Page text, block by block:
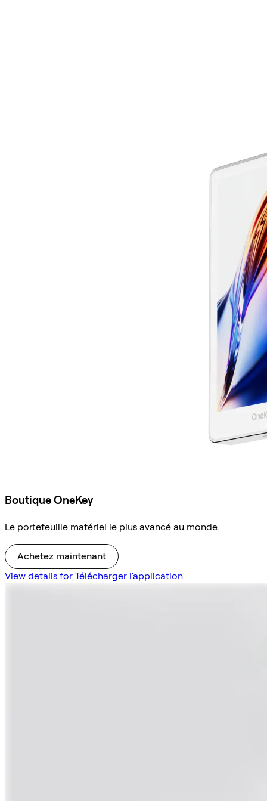
Boutique OneKey
Le portefeuille matériel le plus avancé au monde.
Achetez maintenant
View details for Télécharger l'application